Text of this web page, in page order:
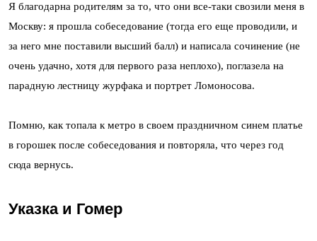
Я благодарна родителям за то, что они все-таки свозили меня в
Москву: я прошла собеседование (тогда его еще проводили, и
за него мне поставили высший балл) и написала сочинение (не
очень удачно, хотя для первого раза неплохо), поглазела на
парадную лестницу журфака и портрет Ломоносова.
Помню, как топала к метро в своем праздничном синем платье
в горошек после собеседования и повторяла, что через год
сюда вернусь.
Указка и Гомер